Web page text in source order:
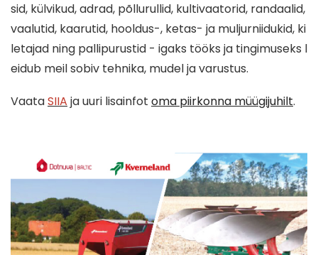
sid, külvikud, adrad, põllurullid, kultivaatorid, randaalid,
vaalutid, kaarutid, hooldus-, ketas- ja muljurniidukid, ki
letajad ning pallipurustid - igaks tööks ja tingimuseks l
eidub meil sobiv tehnika, mudel ja varustus.
VaataSIIA ja uuri lisainfot oma piirkonna müügijuhilt.